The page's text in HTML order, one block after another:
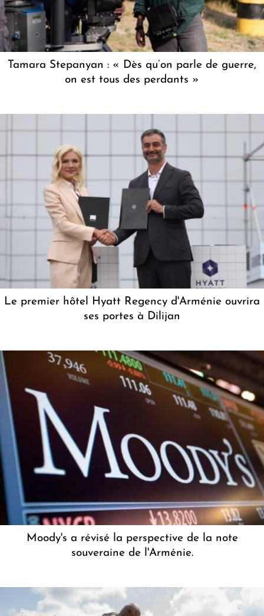
Tamara Stepanyan : « Dès qu’on parle de guerre,
on est tous des perdants »
Le premier hôtel Hyatt Regency d'Arménie ouvrira
ses portes à Dilijan
Moody's a révisé la perspective de la note
souveraine de l'Arménie.